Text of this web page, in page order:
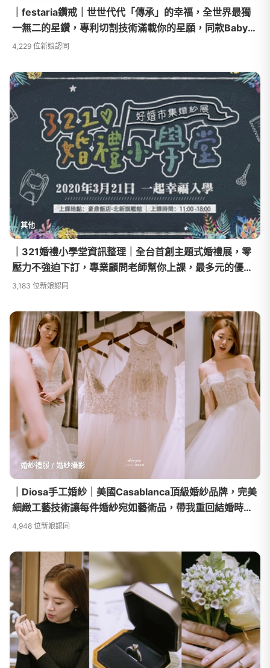
｜festaria鑽戒｜世世代代「傳承」的幸福，全世界最獨
一無二的星鑽，專利切割技術滿載你的星願，同款Baby
Ring讓你傳家
4,229 位新娘認同
其他
｜321婚禮小學堂資訊整理｜全台首創主題式婚禮展，零
壓力不強迫下訂，專業顧問老師幫你上課，最多元的優
惠，幫你打造一場滿分的婚禮
3,183 位新娘認同
婚紗禮服 / 婚紗攝影
｜Diosa手工婚紗｜美國Casablanca頂級婚紗品牌，完美
細緻工藝技術讓每件婚紗宛如藝術品，帶我重回結婚時的
感動
4,948 位新娘認同